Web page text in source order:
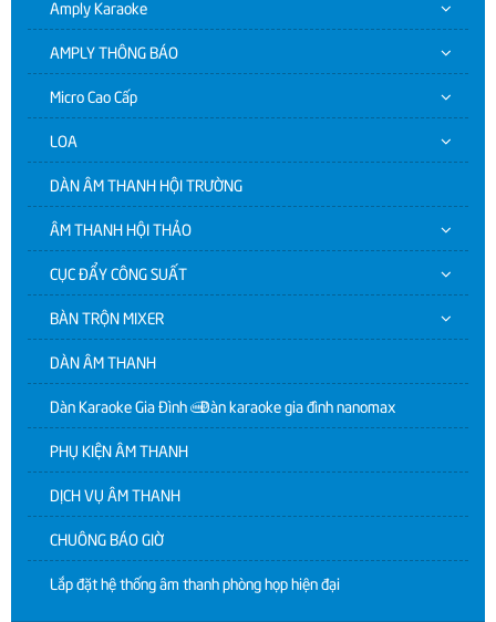
Amply Karaoke
AMPLY THÔNG BÁO
Micro Cao Cấp
LOA
DÀN ÂM THANH HỘI TRƯỜNG
ÂM THANH HỘI THẢO
CỤC ĐẨY CÔNG SUẤT
BÀN TRỘN MIXER
DÀN ÂM THANH
Dàn Karaoke Gia Đình | Dàn karaoke gia đình nanomax
PHỤ KIỆN ÂM THANH
DỊCH VỤ ÂM THANH
CHUÔNG BÁO GIỜ
Lắp đặt hệ thống âm thanh phòng họp hiện đại